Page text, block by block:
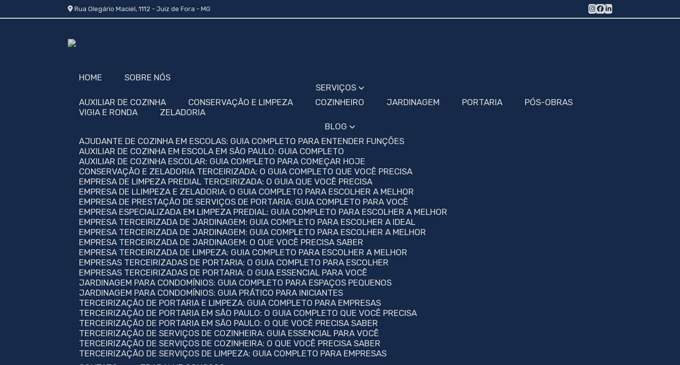
Rua Olegário Maciel, 1112 - Juiz de Fora - MG
HOME
SOBRE NÓS
SERVIÇOS
AUXILIAR DE COZINHA
CONSERVAÇÃO E LIMPEZA COZINHEIRO JARDINAGEM PORTARIA
PÓS-OBRAS
VIGIA E RONDA
ZELADORIA
BLOG
AJUDANTE DE COZINHA EM ESCOLAS: GUIA COMPLETO PARA ENTENDER FUNÇÕES
AUXILIAR DE COZINHA EM ESCOLA EM SÃO PAULO: GUIA COMPLETO
AUXILIAR DE COZINHA ESCOLAR: GUIA COMPLETO PARA COMEÇAR HOJE
CONSERVAÇÃO E ZELADORIA TERCEIRIZADA: O GUIA COMPLETO QUE VOCÊ PRECISA
EMPRESA DE LIMPEZA PREDIAL TERCEIRIZADA: O GUIA QUE VOCÊ PRECISA
EMPRESA DE LLIMPEZA E ZELADORIA: O GUIA COMPLETO PARA ESCOLHER A MELHOR
EMPRESA DE PRESTAÇÃO DE SERVIÇOS DE PORTARIA: GUIA COMPLETO PARA VOCÊ
EMPRESA ESPECIALIZADA EM LIMPEZA PREDIAL: GUIA COMPLETO PARA ESCOLHER A MELHOR
EMPRESA TERCEIRIZADA DE JARDINAGEM: GUIA COMPLETO PARA ESCOLHER A IDEAL
EMPRESA TERCEIRIZADA DE JARDINAGEM: GUIA COMPLETO PARA ESCOLHER A MELHOR
EMPRESA TERCEIRIZADA DE JARDINAGEM: O QUE VOCÊ PRECISA SABER
EMPRESA TERCEIRIZADA DE LIMPEZA: GUIA COMPLETO PARA ESCOLHER A MELHOR
EMPRESAS TERCEIRIZADAS DE PORTARIA: O GUIA COMPLETO PARA ESCOLHER
EMPRESAS TERCEIRIZADAS DE PORTARIA: O GUIA ESSENCIAL PARA VOCÊ
JARDINAGEM PARA CONDOMÍNIOS: GUIA COMPLETO PARA ESPAÇOS PEQUENOS
JARDINAGEM PARA CONDOMÍNIOS: GUIA PRÁTICO PARA INICIANTES
TERCEIRIZAÇÃO DE PORTARIA E LIMPEZA: GUIA COMPLETO PARA EMPRESAS
TERCEIRIZAÇÃO DE PORTARIA EM SÃO PAULO: O GUIA COMPLETO QUE VOCÊ PRECISA
TERCEIRIZAÇÃO DE PORTARIA EM SÃO PAULO: O QUE VOCÊ PRECISA SABER
TERCEIRIZAÇÃO DE SERVIÇOS DE COZINHEIRA: GUIA ESSENCIAL PARA VOCÊ
TERCEIRIZAÇÃO DE SERVIÇOS DE COZINHEIRA: O QUE VOCÊ PRECISA SABER
TERCEIRIZAÇÃO DE SERVIÇOS DE LIMPEZA: GUIA COMPLETO PARA EMPRESAS